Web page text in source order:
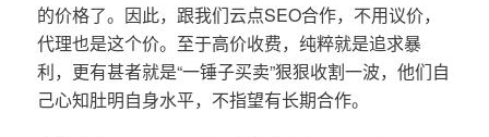
的价格了。因此，跟我们云点SEO合作，不用议价，
代理也是这个价。至于高价收费，纯粹就是追求暴
利，更有甚者就是“一锤子买卖”狠狠收割一波，他们自
己心知肚明自身水平，不指望有长期合作。